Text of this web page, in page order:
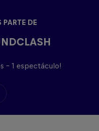
PARTE DE
- 1 espectáculo!